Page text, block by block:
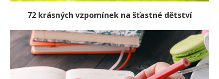
72 krásných vzpomínek na šťastné dětství